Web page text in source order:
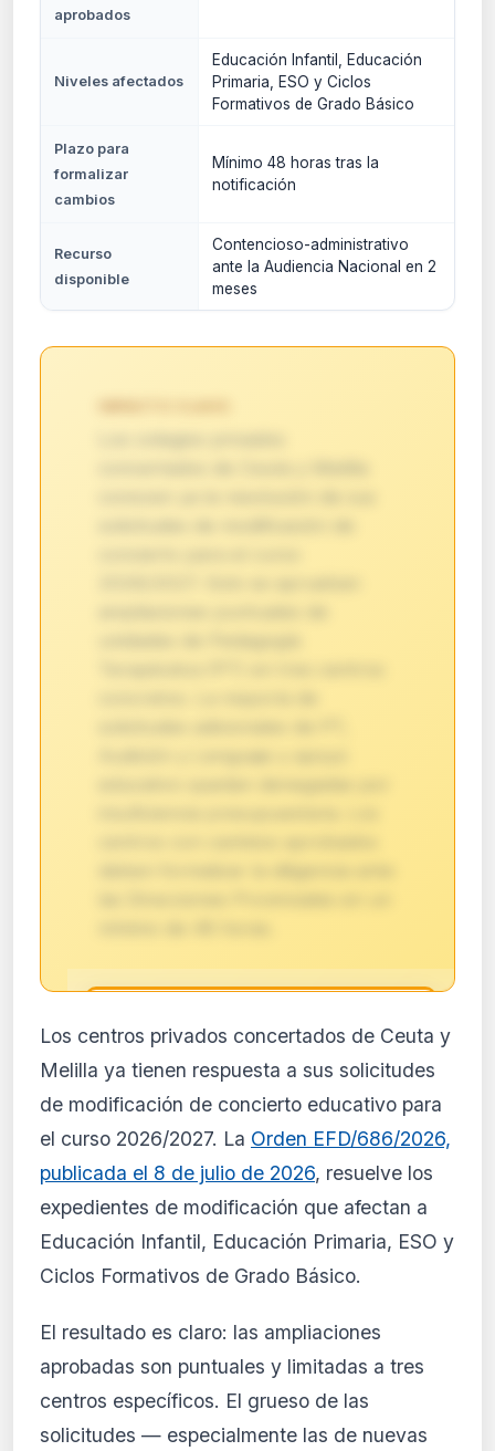
aprobados
Niveles afectados
Educación Infantil, Educación
Primaria, ESO y Ciclos
Formativos de Grado Básico
Plazo para
formalizar
cambios
Mínimo 48 horas tras la
notificación
Recurso
disponible
Contencioso-administrativo
ante la Audiencia Nacional en 2
meses
🔒
Análisis de impacto reservado
para suscriptores
El análisis detallado del impacto de esta
normativa está disponible con los planes
completo y recibe alertas personalizadas.
Ver planes
Crear mi cuenta
Los centros privados concertados de Ceuta y
Melilla ya tienen respuesta a sus solicitudes
de modificación de concierto educativo para
el curso 2026/2027. La Orden EFD/686/2026,
publicada el 8 de julio de 2026, resuelve los
expedientes de modificación que afectan a
Educación Infantil, Educación Primaria, ESO y
Ciclos Formativos de Grado Básico.
El resultado es claro: las ampliaciones
aprobadas son puntuales y limitadas a tres
centros específicos. El grueso de las
solicitudes — especialmente las de nuevas